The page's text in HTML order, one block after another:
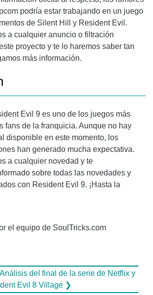
podría estar trabajando en un juego
de Silent Hill y Resident Evil.
a cualquier anuncio o filtración
proyecto y te lo haremos saber tan
más información.
Evil 9 es uno de los juegos más
fans de la franquicia. Aunque no hay
disponible en este momento, los
han generado mucha expectativa.
a cualquier novedad y te
sobre todas las novedades y
con Resident Evil 9. ¡Hasta la
el equipo de SoulTricks.com
del final de la serie de Netflix y
Evil 8 Village ❯